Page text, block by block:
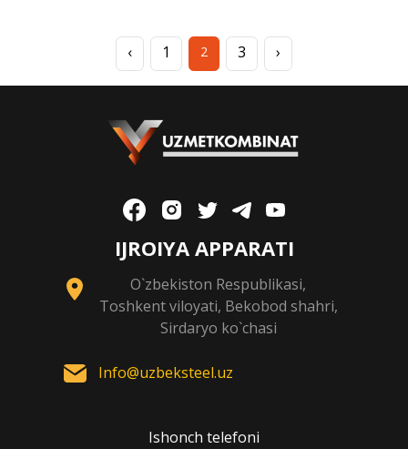
‹ 1 2 3 ›
IJROIYA APPARATI
O`zbekiston Respublikasi,
Toshkent viloyati, Bekobod shahri,
Sirdaryo ko`chasi
Info@uzbeksteel.uz
Ishonch telefoni